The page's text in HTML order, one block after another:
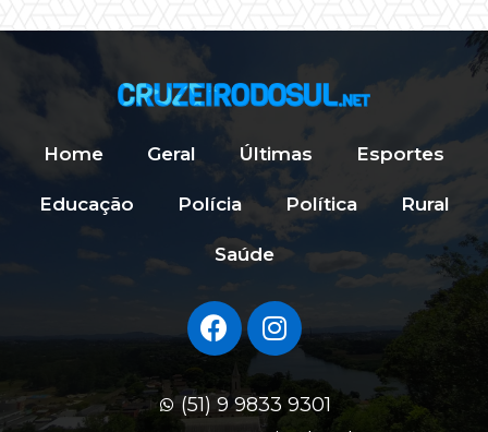
Home Geral Últimas Esportes
Educação Polícia Política Rural
Saúde
(51) 9 9833 9301